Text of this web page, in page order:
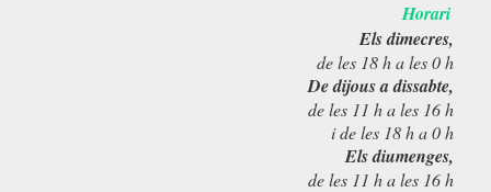
Horari
Els dimecres,
de les 18 h a les 0 h
De dijous a dissabte,
de les 11 h a les 16 h
i de les 18 h a 0 h
Els diumenges,
de les 11 h a les 16 h